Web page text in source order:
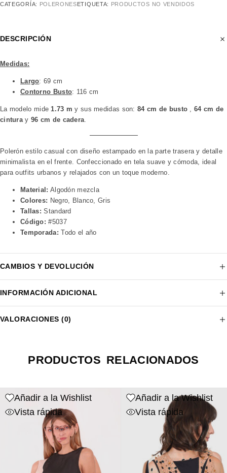
CATEGORÍA: POLERONESETIQUETA: PRODUCTOS NO VENDIDOS
DESCRIPCIÓN
Medidas:
Largo: 69 cm
Contorno Busto: 116 cm
La modelo mide 1.73 m y sus medidas son:84 cm de busto ,64 cm de
cintura y 96 cm de cadera
Polerón estilo casual con diseño estampado en la parte trasera y detalle
minimalista en el frente. Confeccionado en tela suave y cómoda, ideal
para outfits urbanos y relajados con un toque moderno.
Material: Algodón mezcla
Colores: Negro, Blanco, Gris
Tallas: Standard
Código: #5037
Temporada: Todo el año
CAMBIOS Y DEVOLUCIÓN
INFORMACIÓN ADICIONAL
VALORACIONES (0)
PRODUCTOS RELACIONADOS
Añadir a la Wishlist
Vista rápida
Añadir a la Wishlist
Vista rápida